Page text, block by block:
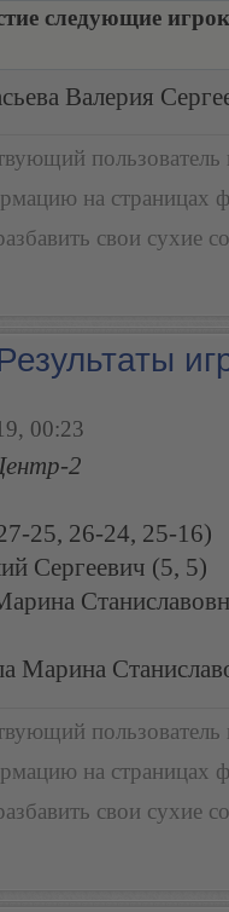
следующие
Валерия
пользователь
на страницах
свои сухие
00:23
2
25, 26-24, 25-16)
Сергеевич (5, 5)
Марина
пользователь
на страницах
свои сухие